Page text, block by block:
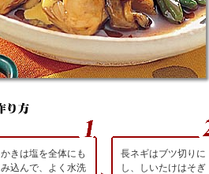
かきは塩を全体にも
み込んで、よく水洗
長ネギはブツ切りに
し、しいたけはそぎ